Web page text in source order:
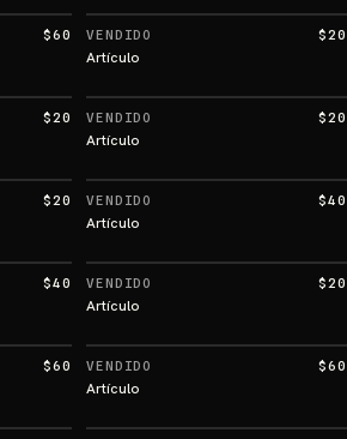
$60 VENDIDO $20
Artículo
$20 VENDIDO $20
Artículo
$20 VENDIDO $40
Artículo
$40 VENDIDO $20
Artículo
$60 VENDIDO $60
Artículo